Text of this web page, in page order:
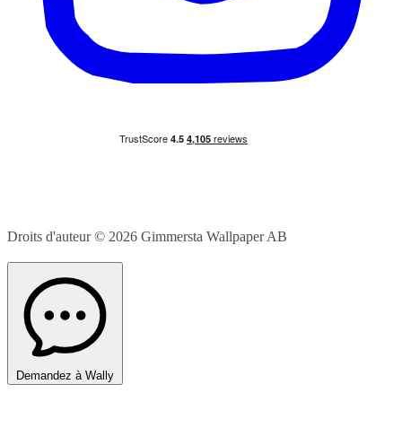
Droits d'auteur © 2026 Gimmersta Wallpaper AB
Demandez à Wally